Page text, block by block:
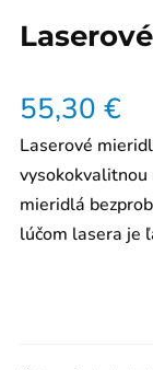
55,30 €
Laserové
vysokokvalitnou
mieridlá
lúčom lasera je